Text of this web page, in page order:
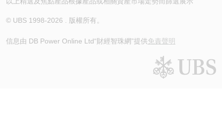
© UBS 1998-2026 . 版權所有。
信息由 DB Power Online Ltd“財經智珠網”提供免責聲明